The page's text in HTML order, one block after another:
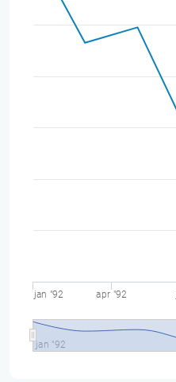
jan "92 apr "92
jan "92